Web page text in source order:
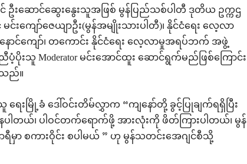
ဦးဆောင်ဆွေးနွေးသူအဖြစ် မွန်ပြည်သစ်ပါတီ ဒုတိယ ဥက္ကဌ
းကျော်ဇေယျာဦး(မွန်အမျိုးသားပါတီ)၊ နိုင်ငံရေး လေ့လာ
ောင်ကျော်၊ တကောင်း နိုင်ငံရေး လေ့လာမှုအရပ်ဘက် အဖွဲ့
ပိုးသူ Moderator မင်းအောင်ထူး ဆောင်ရွက်မည်ဖြစ်ကြောင်း
သည်။
ရေးမြို့ခံ ဒေါ်ဝင်းတိမ်လွှာက “ကျနော်တို့ ခွင့်ပြုချက်ရရှိပြီး
ါတယ်၊ ပါဝင်တက်ရောက်ဖို့ အားလုံးကို ဖိတ်ကြားပါတယ်၊ မွန်
ရီမှာ စကားဝိုင်း စပါမယ် ” ဟု မွန်သတင်းအေဂျင်စီသို့